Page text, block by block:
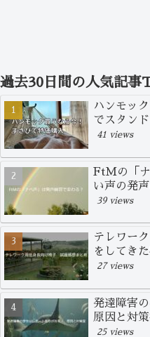
過去30日間の人気記事
ハンモッ
でスタン
41 views
FtMの「
い声の発
39 views
テレワー
をしてき
27 views
発達障害
原因と対
25 views